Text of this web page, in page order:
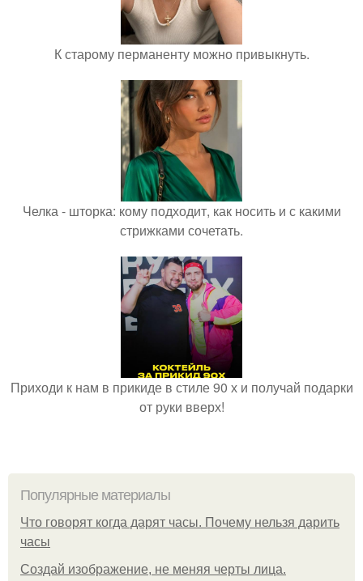
К старому перманенту можно привыкнуть.
Челка - шторка: кому подходит, как носить и с какими
стрижками сочетать.
Приходи к нам в прикиде в стиле 90 х и получай подарки
от руки вверх!
Популярные материалы
Что говорят когда дарят часы. Почему нельзя дарить
часы
Создай изображение, не меняя черты лица.